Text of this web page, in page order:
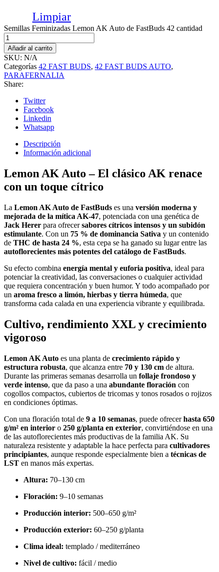
Limpiar
Semillas Feminizadas Lemon AK Auto de FastBuds 42 cantidad
Añadir al carrito
SKU: N/A
Categorías 42 FAST BUDS, 42 FAST BUDS AUTO,
PARAFERNALIA
Share:
Twitter
Facebook
Linkedin
Whatsapp
Descripción
Información adicional
Lemon AK Auto – El clásico AK renace
con un toque cítrico
La Lemon AK Auto de FastBuds es una versión moderna y
mejorada de la mítica AK-47, potenciada con una genética de
Jack Herer para ofrecersabores cítricos intensos y un subidón
estimulante. Con un 75 % de dominancia Sativa y un contenido
de THC de hasta 24 %, esta cepa se ha ganado su lugar entre las
autoflorecientes más potentes del catálogo de FastBuds.
Su efecto combina energía mental y euforia positiva, ideal para
potenciar la creatividad, las conversaciones o cualquier actividad
que requiera concentración y buen humor. Y todo acompañado por
un aroma fresco a limón, hierbas y tierra húmeda, que
transforma cada calada en una experiencia vibrante y equilibrada.
Cultivo, rendimiento XXL y crecimiento
vigoroso
Lemon AK Auto es una planta de crecimiento rápido y
estructura robusta, que alcanza entre 70 y 130 cm de altura.
Durante las primeras semanas desarrolla un follaje frondoso y
verde intenso, que da paso a una abundante floración con
cogollos compactos, cubiertos de tricomas y tonos rosados o rojizos
en condiciones óptimas.
Con una floración total de 9 a 10 semanas, puede ofrecerhasta 650
g/m² en interior o 250 g/planta en exterior, convirtiéndose en una
de las autoflorecientes más productivas de la familia AK. Su
naturaleza resistente y adaptable la hace perfecta para cultivadores
principiantes, aunque responde especialmente bien a técnicas de
LST en manos más expertas.
Altura: 70–130 cm
Floración: 9–10 semanas
Producción interior: 500–650 g/m²
Producción exterior: 60–250 g/planta
Clima ideal: templado / mediterráneo
Nivel de cultivo: fácil / medio